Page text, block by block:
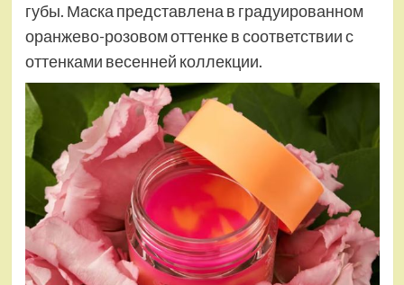
губы. Маска представлена ​​в градуированном
оранжево-розовом оттенке в соответствии с
оттенками весенней коллекции.